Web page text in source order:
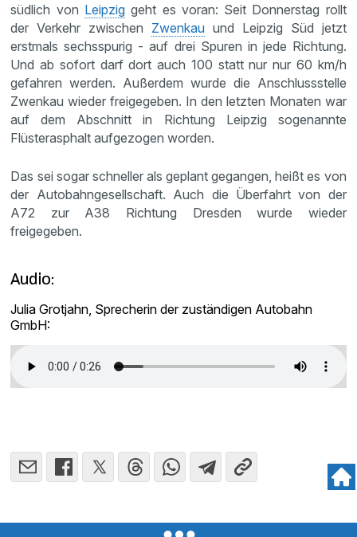
südlich von Leipziggeht es voran: Seit Donnerstag rollt
der Verkehr zwischen Zwenkau und Leipzig Süd jetzt
erstmals sechsspurig - auf drei Spuren in jede Richtung.
Und ab sofort darf dort auch 100 statt nur nur 60 km/h
gefahren werden. Außerdem wurde die Anschlussstelle
Zwenkau wieder freigegeben. In den letzten Monaten war
auf dem Abschnitt in Richtung Leipzig sogenannte
Flüsterasphalt aufgezogen worden.
Das sei sogar schneller als geplant gegangen, heißt es von
der Autobahngesellschaft. Auch die Überfahrt von der
A72 zur A38 Richtung Dresden wurde wieder
freigegeben.
Audio:
Julia Grotjahn, Sprecherin der zuständigen Autobahn
GmbH: